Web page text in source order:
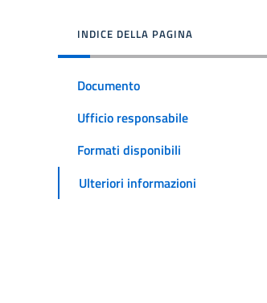
INDICE DELLA PAGINA
Documento
Ufficio responsabile
Formati disponibili
Ulteriori informazioni